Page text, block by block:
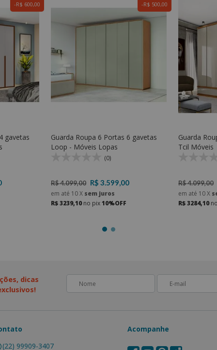
R$ 600,00
gavetas
R$ 500,00
Guarda Roupa 6 Portas 6 gavetas
Loop - Móveis Lopas
(0)
R$ 4.099,00 R$ 3.599,00
em até 10X sem juros
R$ 3239,10no pix10%OFF
Guarda
Tcil Móveis
R$ 4.099,00
em até 10X
R$ 3284,10
dicas
(22) 99909-3407
Acompanhe